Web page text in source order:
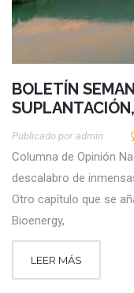
BOLETÍN
Publicado por Admin
Columna de Opinión
descalabro de
Otro capítulo que se
Bioenergy,
LEER MÁS